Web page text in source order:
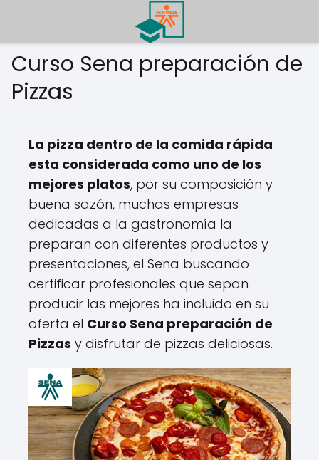
Curso Sena preparación de
Pizzas
La pizza dentro de la comida rápida
esta considerada como uno de los
mejores platos, por su composición y
buena sazón, muchas empresas
dedicadas a la gastronomía la
preparan con diferentes productos y
presentaciones, el Sena buscando
certificar profesionales que sepan
producir las mejores ha incluido en su
oferta el Curso Sena preparación de
Pizzas y disfrutar de pizzas deliciosas.